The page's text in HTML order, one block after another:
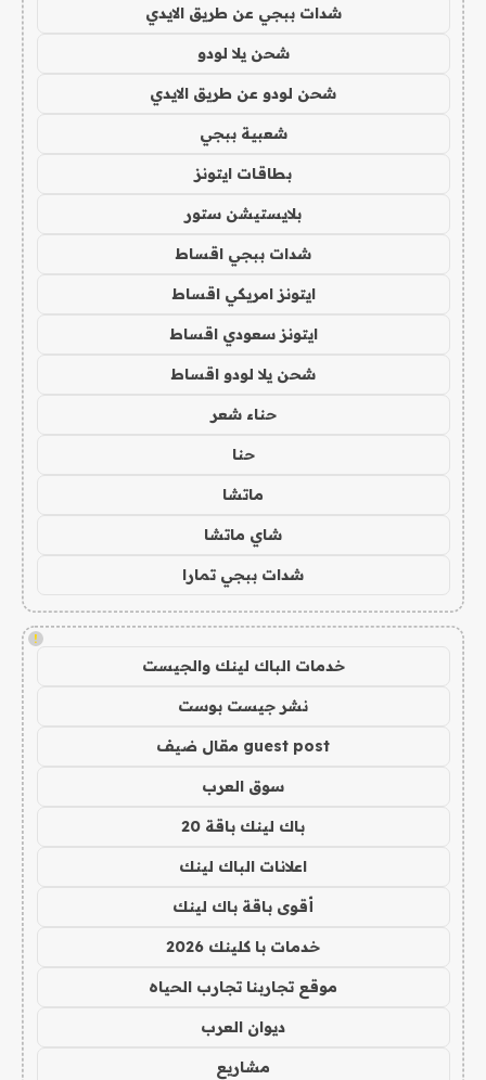
شدات ببجي عن طريق الايدي
شحن يلا لودو
شحن لودو عن طريق الايدي
شعبية ببجي
بطاقات ايتونز
بلايستيشن ستور
شدات ببجي اقساط
ايتونز امريكي اقساط
ايتونز سعودي اقساط
شحن يلا لودو اقساط
حناء شعر
حنا
ماتشا
شاي ماتشا
شدات ببجي تمارا
!
خدمات الباك لينك والجيست
نشر جيست بوست
guest post مقال ضيف
سوق العرب
باك لينك باقة 20
اعلانات الباك لينك
أقوى باقة باك لينك
خدمات با كلينك 2026
موقع تجاربنا تجارب الحياه
ديوان العرب
مشاريع